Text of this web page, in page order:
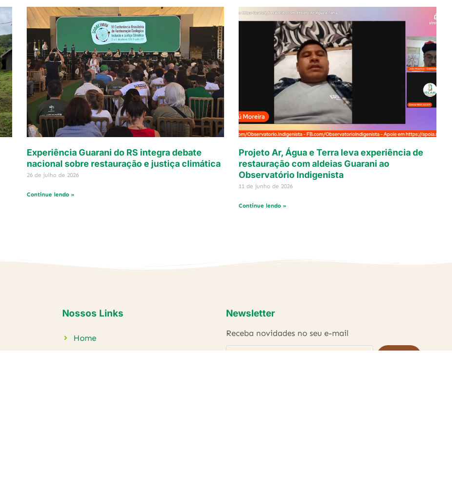
Experiência Guarani do RS integra debate
nacional sobre restauração e justiça climática
26 de julho de 2026
Continue lendo »
Projeto Ar, Água e Terra leva experiência de
restauração com aldeias Guarani ao
Observatório Indigenista
11 de junho de 2026
Continue lendo »
Nossos Links
Home
Newsletter
Receba novidades no seu e-mail